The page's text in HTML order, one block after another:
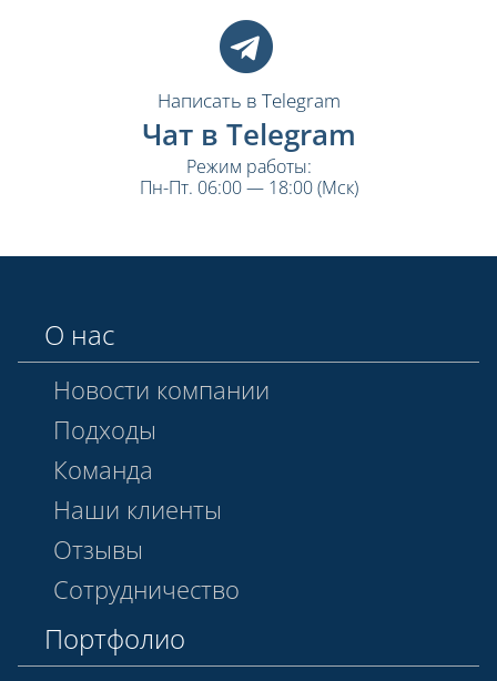
Написать в Telegram
Чат в Telegram
Режим работы:
Пн-Пт. 06:00 — 18:00 (Мск)
О нас
Новости компании
Подходы
Команда
Наши клиенты
Отзывы
Сотрудничество
Портфолио